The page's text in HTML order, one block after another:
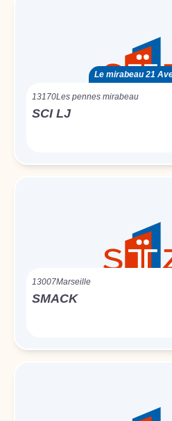
Le mirabeau 21
13170Les pennes mirabeau
SCI LJ
13007Marseille
SMACK